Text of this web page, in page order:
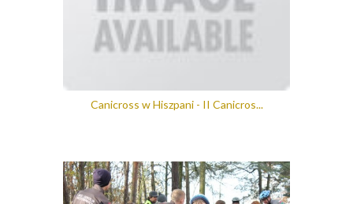
Canicross w Hiszpani - II Canicros...